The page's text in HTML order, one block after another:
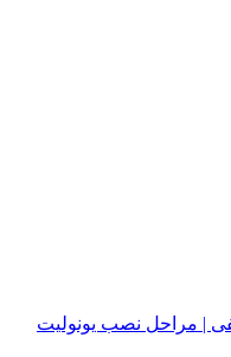
| مراحل نصب یونولیت